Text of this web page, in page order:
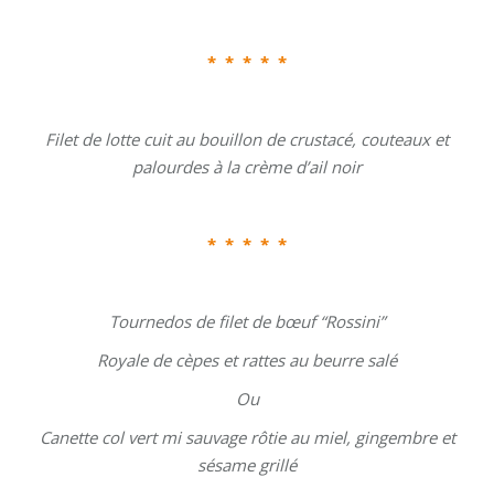
* * * * *
Filet de lotte cuit au bouillon de crustacé, couteaux et
palourdes à la crème d’ail noir
* * * * *
Tournedos de filet de bœuf “Rossini”
Royale de cèpes et rattes au beurre salé
Ou
Canette col vert mi sauvage rôtie au miel, gingembre et
sésame grillé